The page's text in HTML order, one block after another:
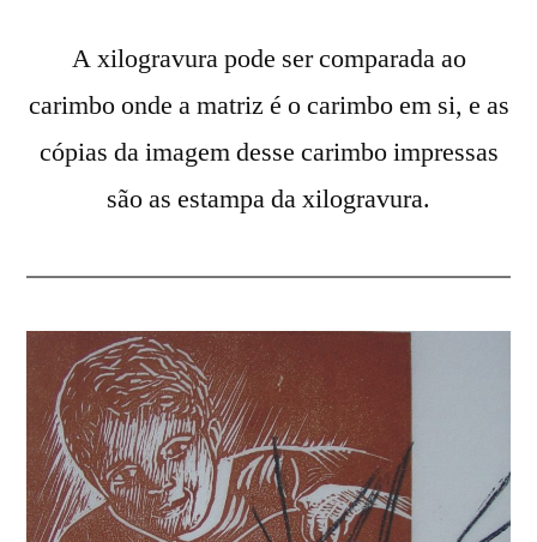
A xilogravura pode ser comparada ao
carimbo onde a matriz é o carimbo em si, e as
cópias da imagem desse carimbo impressas
são as estampa da xilogravura.